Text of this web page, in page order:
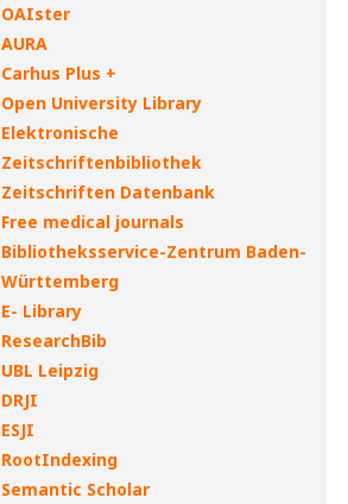
OAIster
AURA
Carhus Plus +
Open University Library
Elektronische
Zeitschriftenbibliothek
Zeitschriften Datenbank
Free medical journals
Bibliotheksservice-Zentrum Baden-
Württemberg
E- Library
ResearchBib
UBL Leipzig
DRJI
ESJI
RootIndexing
Semantic Scholar